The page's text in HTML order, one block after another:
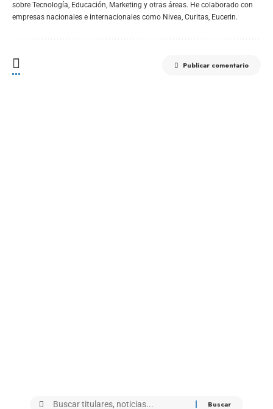
sobre Tecnología, Educación, Marketing y otras áreas. He colaborado con
empresas nacionales e internacionales como Nivea, Curitas, Eucerin.
Publicar comentario